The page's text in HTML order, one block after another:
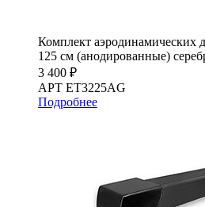
Комплект аэродинамических
125 см (анодированные)
3 400 ₽
АРТ ET3225AG
Подробнее